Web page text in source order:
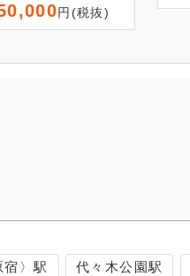
円(税抜)
宿〉駅 代々木公園駅